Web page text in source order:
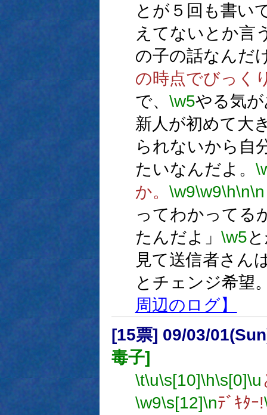
とが５回も書い
えてないとか言
の子の話なんだ
の時点でびっく
で、 \w5やる気
新人が初めて大
られないから自
たいなんだよ。
か。 \w9\w9\h\n\n
ってわかってる
たんだよ」 \w5
見て送信者さん
とチェンジ希望
周辺のログ】
[15票] 09/03/
毒子]
\t\u\s[10]\h\s[0]\u
\w9\s[12]\nﾃﾞｷﾀｰ!